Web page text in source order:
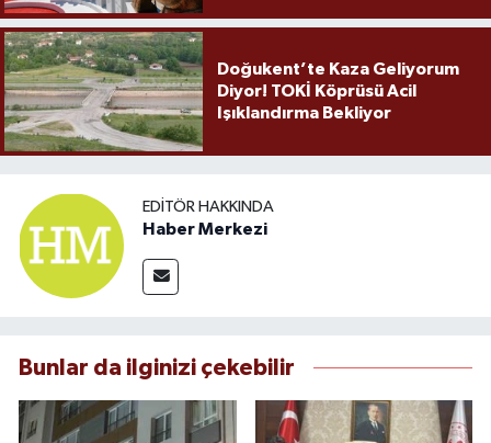
Doğukent’te Kaza Geliyorum
Diyor! TOKİ Köprüsü Acil
Işıklandırma Bekliyor
EDITÖR HAKKINDA
Haber Merkezi
Bunlar da ilginizi çekebilir